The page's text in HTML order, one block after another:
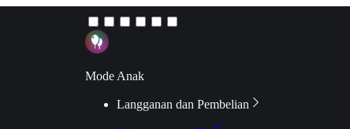
Mode Anak
Langganan dan Pembelian